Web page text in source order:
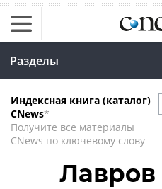
Разделы
Индексная книга (каталог)
CNews*
Получите все материалы
CNews по ключевому слову
Лавров